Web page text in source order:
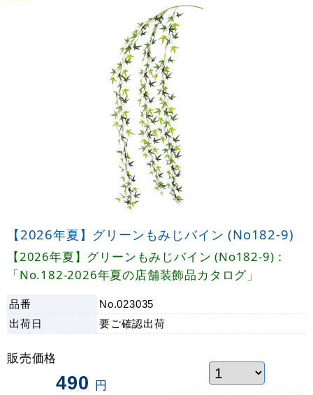
【2026年夏】グリーンもみじバイン (No182-9)
【2026年夏】グリーンもみじバイン (No182-9)：
「No.182-2026年夏の店舗装飾品カタログ」
品番 No.023035
出荷日 要ご確認出荷
販売価格
490 円